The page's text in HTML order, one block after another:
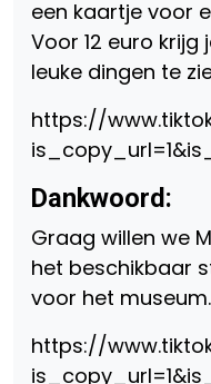
een kaartje voor
Voor 12 euro
leuke dingen te
https://
Dankwoord:
Graag willen we
het beschikbaar
voor het museum.
https://